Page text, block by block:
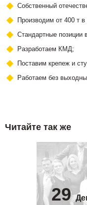
Собственный
Производим от 400 т в
Стандартные позиции
Разработаем КМД;
Поставим крепеж и
Работаем без
Читайте так же
29